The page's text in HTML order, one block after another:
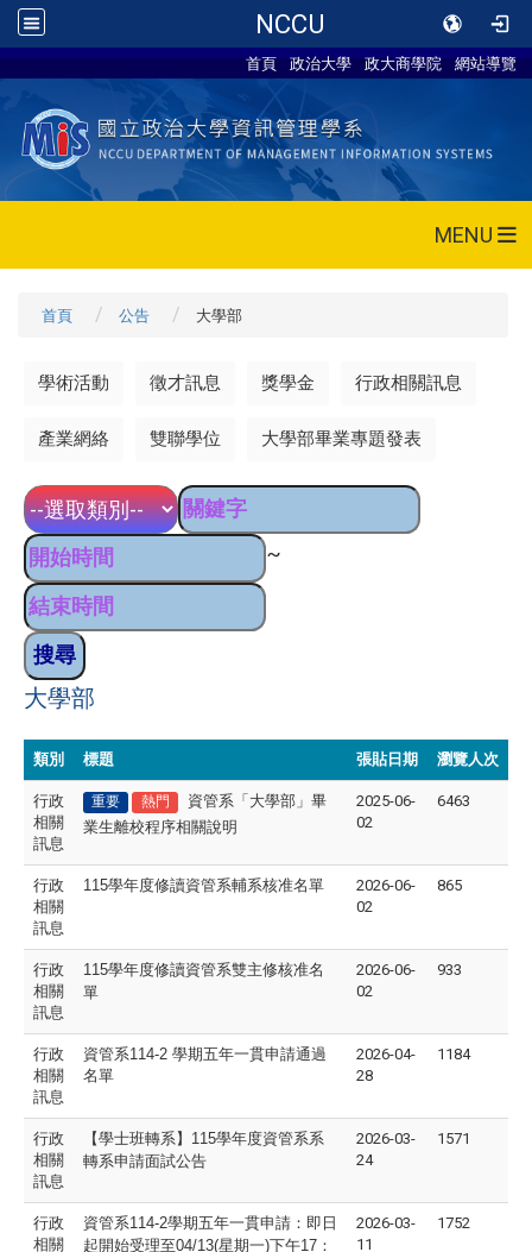
NCCU
首頁 政治大學 政大商學院 網站導覽
MENU
首頁 公告 大學部
學術活動 徵才訊息 獎學金 行政相關訊息
產業網絡 雙聯學位 大學部畢業專題發表
~
大學部
類別 標題 張貼日期 瀏覽人次
行政
相關
訊息
重要 熱門
資管系「大學部」畢
業生離校程序相關說明
2025-06-
02
6463
行政
相關
訊息
115學年度修讀資管系輔系核准名單
2026-06-
02
865
行政
相關
訊息
115學年度修讀資管系雙主修核准名
單
2026-06-
02
933
行政
相關
訊息
資管系114-2 學期五年一貫申請通過
名單
2026-04-
28
1184
行政
相關
訊息
【學士班轉系】115學年度資管系系
轉系申請面試公告
2026-03-
24
1571
行政
相關
資管系114-2學期五年一貫申請：即日
起開始受理至04/13(星期一)下午17：
2026-03-
11
1752